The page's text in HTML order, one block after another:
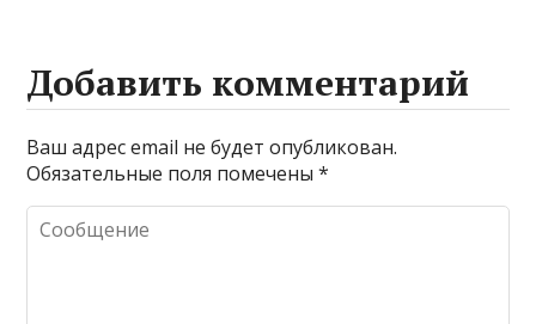
Добавить комментарий
Ваш адрес email не будет опубликован.
Обязательные поля помечены*